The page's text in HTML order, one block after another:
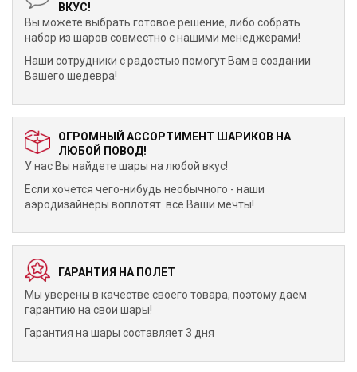
ВКУС!
Вы можете выбрать готовое решение, либо собрать
набор из шаров совместно с нашими менеджерами!
Наши сотрудники с радостью помогут Вам в создании
Вашего шедевра!
ОГРОМНЫЙ АССОРТИМЕНТ ШАРИКОВ НА
ЛЮБОЙ ПОВОД!
У нас Вы найдете шары на любой вкус!
Если хочется чего-нибудь необычного - наши
аэродизайнеры воплотят все Ваши мечты!
ГАРАНТИЯ НА ПОЛЕТ
Мы уверены в качестве своего товара, поэтому даем
гарантию на свои шары!
Гарантия на шары составляет 3 дня